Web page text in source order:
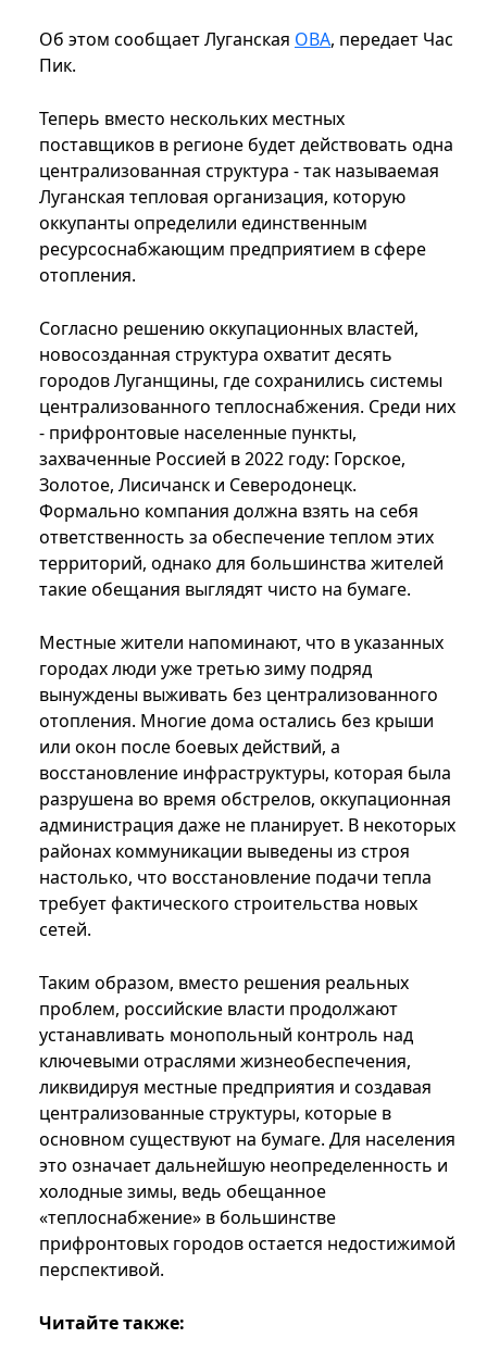
Об этом сообщает Луганская ОВА, передает Час
Пик.
Теперь вместо нескольких местных
поставщиков в регионе будет действовать одна
централизованная структура - так называемая
Луганская тепловая организация, которую
оккупанты определили единственным
ресурсоснабжающим предприятием в сфере
отопления.
Согласно решению оккупационных властей,
новосозданная структура охватит десять
городов Луганщины, где сохранились системы
централизованного теплоснабжения. Среди них
- прифронтовые населенные пункты,
захваченные Россией в 2022 году: Горское,
Золотое, Лисичанск и Северодонецк.
Формально компания должна взять на себя
ответственность за обеспечение теплом этих
территорий, однако для большинства жителей
такие обещания выглядят чисто на бумаге.
Местные жители напоминают, что в указанных
городах люди уже третью зиму подряд
вынуждены выживать без централизованного
отопления. Многие дома остались без крыши
или окон после боевых действий, а
восстановление инфраструктуры, которая была
разрушена во время обстрелов, оккупационная
администрация даже не планирует. В некоторых
районах коммуникации выведены из строя
настолько, что восстановление подачи тепла
требует фактического строительства новых
сетей.
Таким образом, вместо решения реальных
проблем, российские власти продолжают
устанавливать монопольный контроль над
ключевыми отраслями жизнеобеспечения,
ликвидируя местные предприятия и создавая
централизованные структуры, которые в
основном существуют на бумаге. Для населения
это означает дальнейшую неопределенность и
холодные зимы, ведь обещанное
«теплоснабжение» в большинстве
прифронтовых городов остается недостижимой
перспективой.
Читайте также: